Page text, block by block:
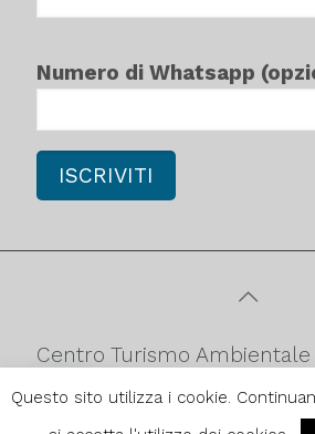
Numero di Whatsapp
Centro Turismo
culturale di
ambientale
Questo sito utilizza i cookie.